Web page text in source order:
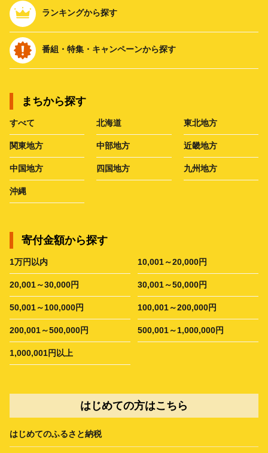
ランキングから探す
番組・特集・キャンペーンから探す
まちから探す
すべて 北海道 東北地方
関東地方 中部地方 近畿地方
中国地方 四国地方 九州地方
沖縄
寄付金額から探す
1万円以内 10,001～20,000円
20,001～30,000円 30,001～50,000円
50,001～100,000円 100,001～200,000円
200,001～500,000円 500,001～1,000,000円
1,000,001円以上
はじめての方はこちら
はじめてのふるさと納税